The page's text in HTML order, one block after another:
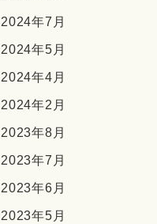
2024年7月
2024年5月
2024年4月
2024年2月
2023年8月
2023年7月
2023年6月
2023年5月